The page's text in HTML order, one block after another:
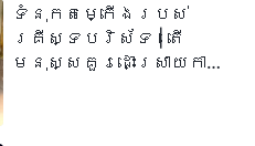
ទំនុកតម្កើង​របស់​
គ្រីស្ទបរិស័ទ​ | តើ
មនុស្សគួរដោះស្រាយការ